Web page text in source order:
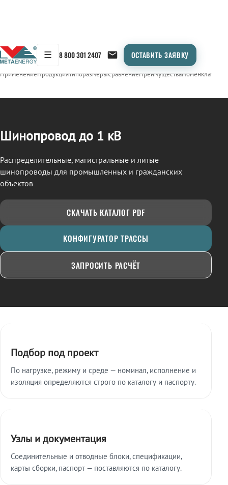
☰ 8 800 301 2407 ОСТАВИТЬ ЗАЯВКУ
← Продукция/ШИНОПРОВОД
ПрименениеПродукцияТипоразмерыСравнениеПреимуществаНоменклатура
Шинопровод до 1 кВ
Распределительные, магистральные и литые
шинопроводы для промышленных и гражданских
объектов
СКАЧАТЬ КАТАЛОГ PDF
КОНФИГУРАТОР ТРАССЫ
ЗАПРОСИТЬ РАСЧЁТ
Подбор под проект
По нагрузке, режиму и среде — номинал, исполнение и
изоляция определяются строго по каталогу и паспорту.
Узлы и документация
Соединительные и отводные блоки, спецификации,
карты сборки, паспорт — поставляются по каталогу.